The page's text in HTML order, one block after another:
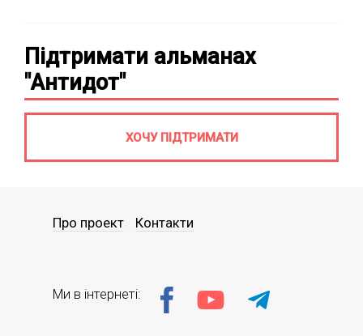
Підтримати альманах
"Антидот"
ХОЧУ ПІДТРИМАТИ
Про проект Контакти
Ми в інтернеті: